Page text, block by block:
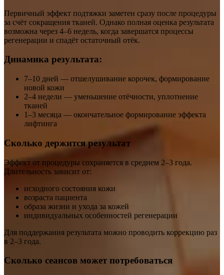
Первичный эффект подтяжки заметен сразу после процедуры
за счёт сокращения тканей. Однако полная оценка результата
возможна через 4–6 недель, когда завершатся процессы
регенерации и спадёт остаточный отёк.
Динамика результата:
7–10 дней — отшелушивание корочек, формирование
новой кожи
2–4 недели — уменьшение отёчности, уплотнение
тканей
1–3 месяца — окончательное формирование эффекта
лифтинга
Сколько держится результат
Эффект от процедуры сохраняется в среднем 2–3 года.
Длительность зависит от:
исходного состояния кожи
возраста пациента
образа жизни и ухода за кожей
индивидуальных особенностей регенерации
Для поддержания результата можно проводить коррекцию раз
в 2–3 года.
Сколько сеансов может потребоваться